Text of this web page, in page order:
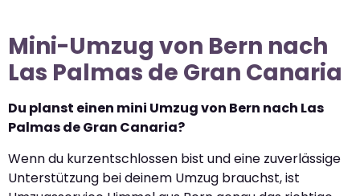
Mini-Umzug von Bern nach
Las Palmas de Gran Canaria
Du planst einen mini Umzug von Bern nach Las
Palmas de Gran Canaria?
Wenn du kurzentschlossen bist und eine zuverlässige
Unterstützung bei deinem Umzug brauchst, ist